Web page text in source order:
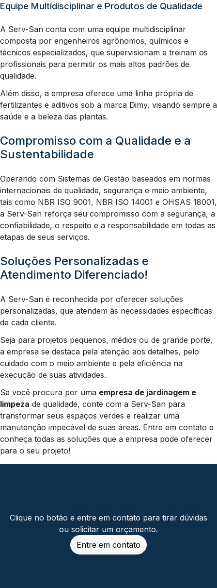
Equipe Multidisciplinar e Produtos de Qualidade
A Serv-San conta com uma equipe multidisciplinar
composta por engenheiros agrônomos, químicos e
técnicos especializados, que supervisionam e treinam os
profissionais para permitir os mais altos padrões de
qualidade.
Além disso, a empresa oferece uma linha própria de
fertilizantes e aditivos sob a marca Dimy, visando sempre a
saúde e a beleza das plantas.
Compromisso com a Qualidade e a
Sustentabilidade
Operando com Sistemas de Gestão baseados em normas
internacionais de qualidade, segurança e meio ambiente,
tais como NBR ISO 9001, NBR ISO 14001 e OHSAS 18001,
a Serv-San reforça seu compromisso com a segurança, a
confiabilidade, o respeito e a responsabilidade em todas as
etapas de seus serviços.
Soluções Personalizadas e
Atendimento Diferenciado!
A Serv-San é reconhecida por oferecer soluções
personalizadas, que atendem às necessidades específicas
de cada cliente.
Seja para projetos pequenos, médios ou de grande porte,
a empresa se destaca pela atenção aos detalhes, pelo
cuidado com o meio ambiente e pela eficiência na
execução de suas atividades.
Se você procura por uma empresa de jardinagem e
limpeza de qualidade, conte com a Serv-San para
transformar seus espaços verdes e realizar uma
manutenção impecável de suas áreas. Entre em contato e
conheça todas as soluções que a empresa pode oferecer
para o seu projeto!
Clique no botão e entre em contato para tirar dúvidas
ou solicitar um orçamento.
Entre em contato